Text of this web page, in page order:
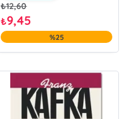
₺12,60
₺9,45
%25